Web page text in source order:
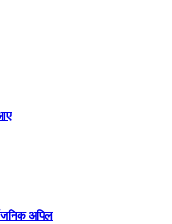
अपिल